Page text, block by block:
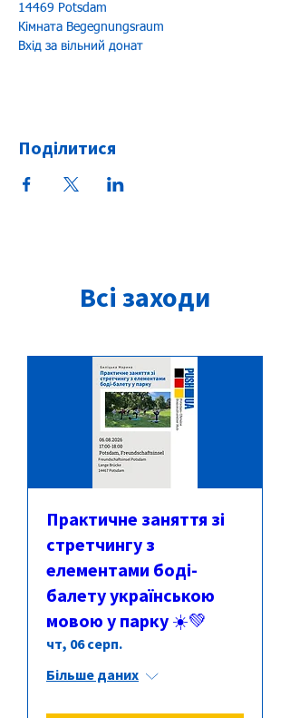
14469 Potsdam
Кімната Begegnungsraum
Вхід за вільний донат
Поділитися
Всі заходи
Практичне заняття зі
стретчингу з
елементами боді-
балету українською
мовою у парку ☀️💚
чт, 06 серп.
Більше даних